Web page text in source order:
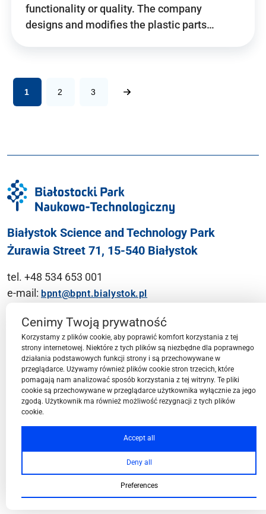
functionality or quality. The company
designs and modifies the plastic parts…
1 2 3
Białystok Science and Technology Park
Żurawia Street 71, 15-540 Białystok
tel. +48 534 653 001
e-mail: bpnt@bpnt.bialystok.pl
Contact
BPN-T Area
BPN-T Offer
Cenimy Twoją prywatność
Korzystamy z plików cookie, aby poprawić komfort korzystania z tej
strony internetowej. Niektóre z tych plików są niezbędne dla poprawnego
działania podstawowych funkcji strony i są przechowywane w
przeglądarce. Używamy również plików cookie stron trzecich, które
pomagają nam analizować sposób korzystania z tej witryny. Te pliki
cookie są przechowywane w przeglądarce użytkownika wyłącznie za jego
zgodą. Użytkownik ma również możliwość rezygnacji z tych plików
cookie.
Accept all
Deny all
Preferences